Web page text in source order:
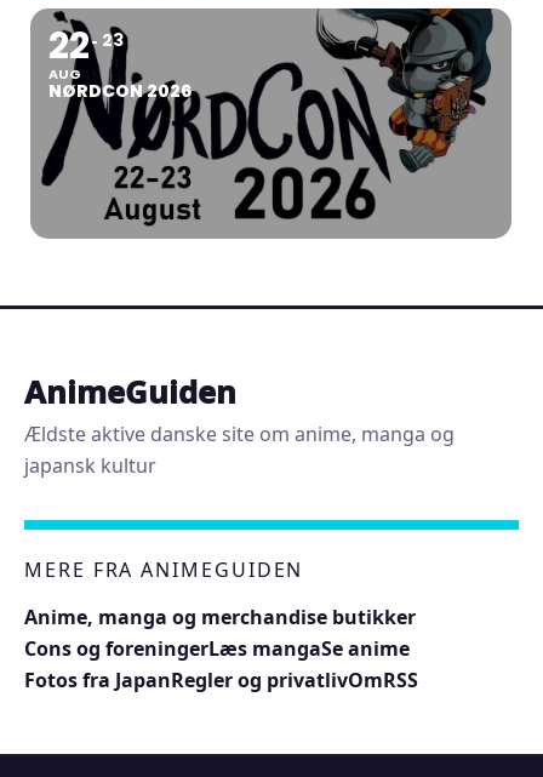
22
AUG
23
NØRDCON 2026
AnimeGuiden
Ældste aktive danske site om anime, manga og
japansk kultur
MERE FRA ANIMEGUIDEN
Anime, manga og merchandise butikker
Cons og foreningerLæs mangaSe anime
Fotos fra JapanRegler og privatlivOmRSS